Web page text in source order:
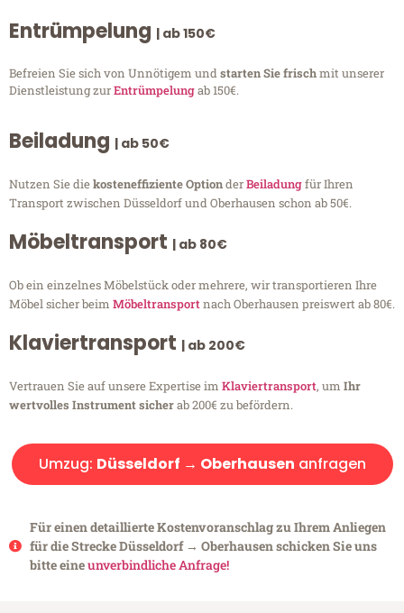
Entrümpelung | ab 150€
Befreien Sie sich von Unnötigem undstarten Sie frischmit unserer
Dienstleistung zurEntrümpelungab 150€.
Beiladung | ab 50€
Nutzen Sie diekosteneffiziente OptionderBeiladungfür Ihren
Transport zwischen Düsseldorf und Oberhausen schon ab 50€.
Möbeltransport | ab 80€
Ob ein einzelnes Möbelstück oder mehrere, wir transportieren Ihre
Möbel sicher beim Möbeltransportnach Oberhausen preiswert ab 80€.
Klaviertransport | ab 200€
Vertrauen Sie auf unsere Expertise im Klaviertransport, um Ihr
wertvolles Instrument sicherab 200€ zu befördern.
Umzug: Düsseldorf → Oberhausen anfragen
Für einen detaillierte Kostenvoranschlag zu Ihrem Anliegen
für die Strecke Düsseldorf → Oberhausen schicken Sie uns
bitte eineunverbindliche Anfrage!